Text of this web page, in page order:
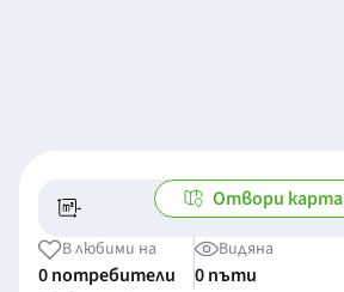
- -/-
Отвори карта
В любими на
0 потребители
Видяна
0 пъти